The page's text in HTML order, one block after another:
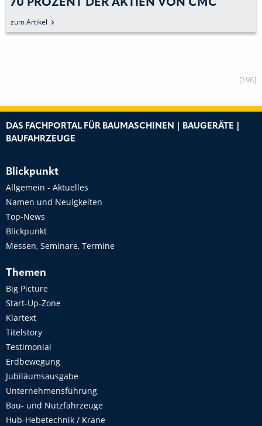
70 PROZENT DER AKTIEN VON CMC
zum Artikel
[196]
DAS FACHPORTAL FÜR BAUMASCHINEN | BAUGERÄTE |
BAUFAHRZEUGE
Blickpunkt
Allgemein - Aktuelles
Namen und Neuigkeiten
Top-News
Blickpunkt
Messen, Seminare, Termine
Themen
Big Picture
Start-Up-Zone
Klartext
Titelstory
Testimonial
Erdbewegung
Jubiläumsausgabe
Unternehmensführung
Bau- und Nutzfahrzeuge
Hub-Hebetechnik / Krane